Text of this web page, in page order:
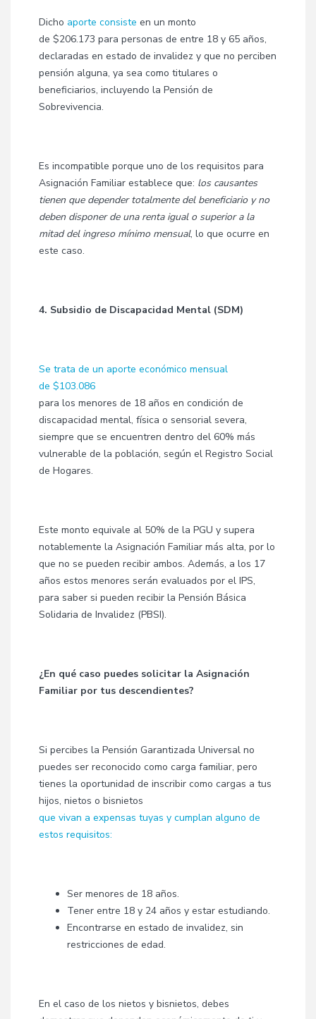
Dicho aporte consiste en un monto
de $206.173 para personas de entre 18 y 65 años,
declaradas en estado de invalidez y que no perciben
pensión alguna, ya sea como titulares o
beneficiarios, incluyendo la Pensión de
Sobrevivencia.
Es incompatible porque uno de los requisitos para
Asignación Familiar establece que: los causantes
tienen que depender totalmente del beneficiario y no
deben disponer de una renta igual o superior a la
mitad del ingreso mínimo mensual, lo que ocurre en
este caso.
4. Subsidio de Discapacidad Mental (SDM)
Se trata de un aporte económico mensual
de $103.086
para los menores de 18 años en condición de
discapacidad mental, física o sensorial severa,
siempre que se encuentren dentro del 60% más
vulnerable de la población, según el Registro Social
de Hogares.
Este monto equivale al 50% de la PGU y supera
notablemente la Asignación Familiar más alta, por lo
que no se pueden recibir ambos. Además, a los 17
años estos menores serán evaluados por el IPS,
para saber si pueden recibir la Pensión Básica
Solidaria de Invalidez (PBSI).
¿En qué caso puedes solicitar la Asignación
Familiar por tus descendientes?
Si percibes la Pensión Garantizada Universal no
puedes ser reconocido como carga familiar, pero
tienes la oportunidad de inscribir como cargas a tus
hijos, nietos o bisnietos
que vivan a expensas tuyas y cumplan alguno de
estos requisitos:
Ser menores de 18 años.
Tener entre 18 y 24 años y estar estudiando.
Encontrarse en estado de invalidez, sin
restricciones de edad.
En el caso de los nietos y bisnietos, debes